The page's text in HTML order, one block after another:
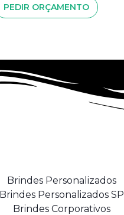
PEDIR ORÇAMENTO
Brindes Personalizados
Brindes Personalizados SP
Brindes Corporativos